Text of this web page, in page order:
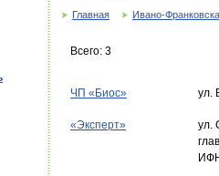
Главная Ивано-
Всего: 3
ЧП «Биос» ул.
«Эксперт»
ул.